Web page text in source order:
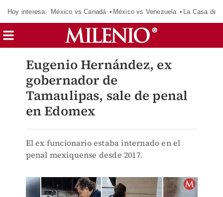
Hoy interesa: México vs Canadá México vs Venezuela La Casa de
Eugenio Hernández, ex
gobernador de
Tamaulipas, sale de penal
en Edomex
El ex funcionario estaba internado en el
penal mexiquense desde 2017.